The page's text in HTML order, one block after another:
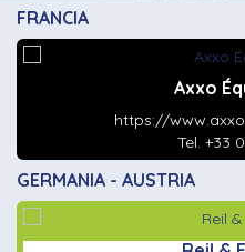
FRANCIA
Axxo
https://
Tel. +33
GERMANIA - AUSTRIA